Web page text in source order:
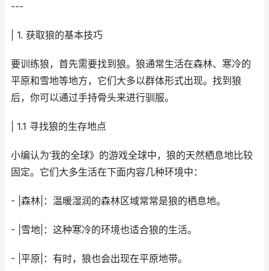
---
| 1. 获取狼的基本技巧
要训练狼，首先需要找到狼。狼通常生活在森林、寒冷的
平原和雪地等地方，它们大多以群体形式出现。找到狼
后，你可以通过手持骨头来进行驯服。
| 1.1 寻找狼的生存地点
小编认为‘我的全球》的游戏全球中，狼的天然栖息地比较
固定。它们大多生活在下面内容几种环境中：
- |森林|：温暖湿润的森林区域常常是狼的栖息地。
- |雪地|：这种寒冷的环境也适合狼的生活。
- |平原|：有时，狼也会出现在平原地带。